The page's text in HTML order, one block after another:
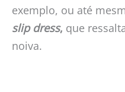
exemplo, ou até
slip dress, que
noiva.